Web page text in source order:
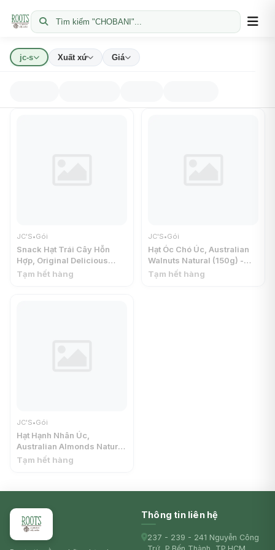
Tìm kiếm "CHOBANI"...
jc-s Xuất xứ Giá
JC'S•Gói
Snack Hạt Trái Cây Hỗn
Hợp, Original Delicious
Healthy Mix (200g) - JC'S
Tạm hết hàng
JC'S•Gói
Hạt Óc Chó Úc, Australian
Walnuts Natural (150g) -
JC'S
Tạm hết hàng
JC'S•Gói
Hạt Hạnh Nhân Úc,
Australian Almonds Natural
(150g) - JC'S
Tạm hết hàng
Thông tin liên hệ
237 - 239 - 241 Nguyễn Công